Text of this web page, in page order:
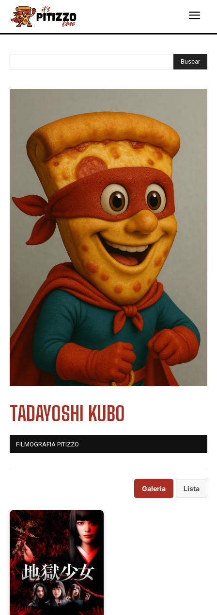
Buscar
TADAYOSHI KUBO
FILMOGRAFIA PITIZZO
Galeria Lista